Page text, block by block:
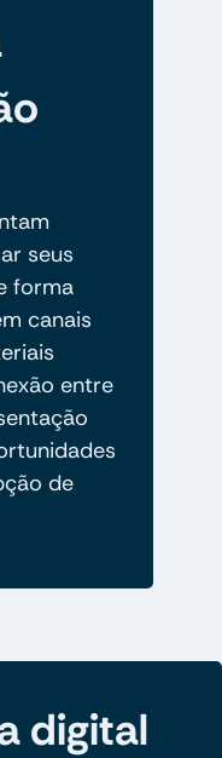
seus
forma
canais
entre
de
digital